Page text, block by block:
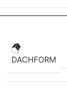
DACHFORM